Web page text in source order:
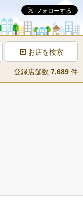
お店を検索
登録店舗数 7,689 件